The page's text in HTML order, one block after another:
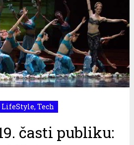
LifeStyle, Tech
časti publiku: